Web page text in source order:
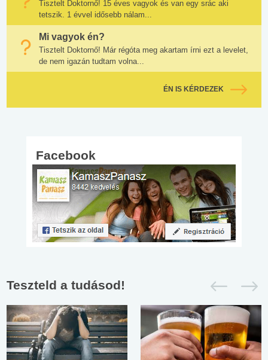
Tisztelt Doktornő! 15 éves vagyok és van egy srác aki
tetszik. 1 évvel idősebb nálam...
Mi vagyok én?
Tisztelt Doktornő! Már régóta meg akartam írni ezt a levelet,
de nem igazán tudtam volna...
ÉN IS KÉRDEZEK
Facebook
Teszteld a tudásod!